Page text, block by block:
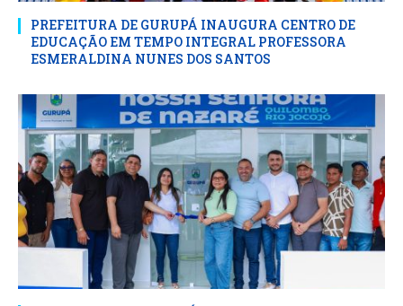
PREFEITURA DE GURUPÁ INAUGURA CENTRO DE
EDUCAÇÃO EM TEMPO INTEGRAL PROFESSORA
ESMERALDINA NUNES DOS SANTOS